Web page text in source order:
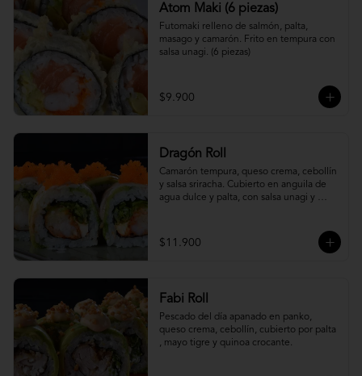
Atom Maki (6 piezas)
Futomaki relleno de salmón, palta,
masago y camarón. Frito en tempura con
salsa unagi. (6 piezas)
$9.900
Dragón Roll
Camarón tempura, queso crema, cebollín
y salsa sriracha. Cubierto en anguila de
agua dulce y palta, con salsa unagi y
$11.900
Fabi Roll
Pescado del día apanado en panko,
queso crema, cebollín, cubierto por palta
, mayo tigre y quinoa crocante.